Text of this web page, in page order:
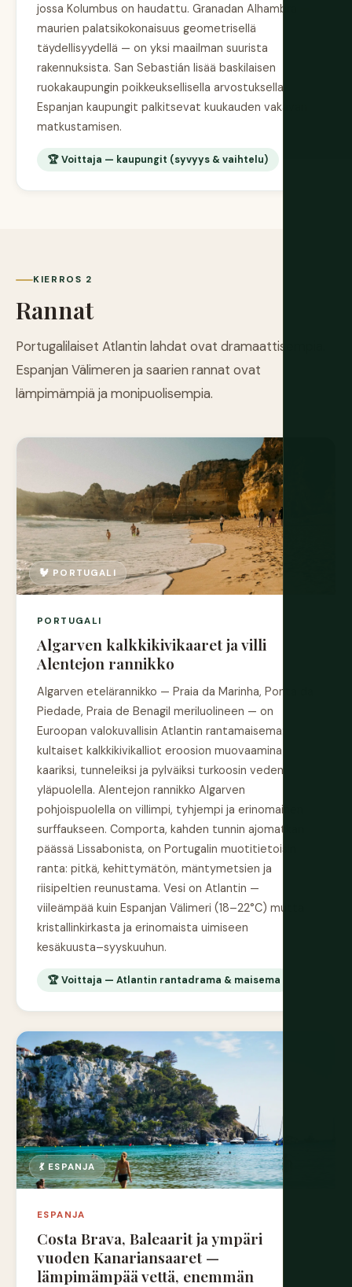
jossa Kolumbus on haudattu. Granadan Alhambra —
maurien palatsikokonaisuus geometrisellä
täydellisyydellä — on yksi maailman suurista
rakennuksista. San Sebastián lisää baskilaisen
ruokakaupungin poikkeuksellisella arvostuksella.
Espanjan kaupungit palkitsevat kuukauden vakavan
matkustamisen.
🏆 Voittaja — kaupungit (syvyys & vaihtelu)
KIERROS 2
Rannat
Portugalilaiset Atlantin lahdat ovat dramaattisempia.
Espanjan Välimeren ja saarien rannat ovat
lämpimämpiä ja monipuolisempia.
🐓 PORTUGALI
PORTUGALI
Algarven kalkkikivikaaret ja villi
Alentejon rannikko
Algarven etelärannikko — Praia da Marinha, Ponta da
Piedade, Praia de Benagil meriluolineen — on
Euroopan valokuvallisin Atlantin rantamaisema:
kultaiset kalkkikivikalliot eroosion muovaamina
kaariksi, tunneleiksi ja pylväiksi turkoosin veden
yläpuolella. Alentejon rannikko Algarven
pohjoispuolella on villimpi, tyhjempi ja erinomainen
surffaukseen. Comporta, kahden tunnin ajomatkan
päässä Lissabonista, on Portugalin muotitietoisin
ranta: pitkä, kehittymätön, mäntymetsien ja
riisipeltien reunustama. Vesi on Atlantin —
viileämpää kuin Espanjan Välimeri (18–22°C) mutta
kristallinkirkasta ja erinomaista uimiseen
kesäkuusta–syyskuuhun.
🏆 Voittaja — Atlantin rantadrama & maisema
💃 ESPANJA
ESPANJA
Costa Brava, Baleaarit ja ympäri
vuoden Kanariansaaret —
lämpimämpää vettä, enemmän